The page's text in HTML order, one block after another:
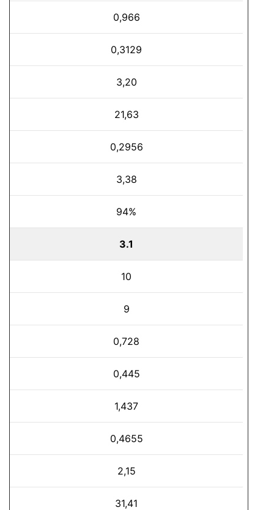
0,966
0,3129
3,20
21,63
0,2956
3,38
94%
3.1
10
9
0,728
0,445
1,437
0,4655
2,15
31,41